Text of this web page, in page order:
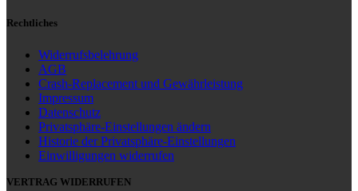
Rechtliches
Widerrufsbelehrung
AGB
Crash-Replacement und Gewährleistung
Impressum
Datenschutz
Privatsphäre-Einstellungen ändern
Historie der Privatsphäre-Einstellungen
Einwilligungen widerrufen
VERTRAG WIDERRUFEN